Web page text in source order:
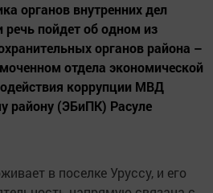
органов внутренних дел
пойдет об одном из
органов района –
отдела экономической
коррупции МВД
району (ЭБиПК) Расуле
в поселке Уруссу, и его